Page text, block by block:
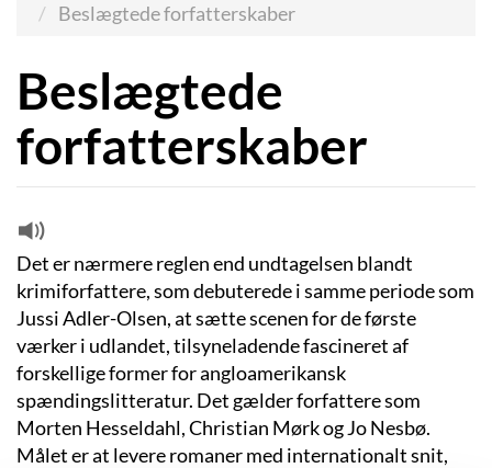
Beslægtede forfatterskaber
Beslægtede
forfatterskaber
Det er nærmere reglen end undtagelsen blandt
krimiforfattere, som debuterede i samme periode som
Jussi Adler-Olsen, at sætte scenen for de første
værker i udlandet, tilsyneladende fascineret af
forskellige former for angloamerikansk
spændingslitteratur. Det gælder forfattere som
Morten Hesseldahl, Christian Mørk og Jo Nesbø.
Målet er at levere romaner med internationalt snit,